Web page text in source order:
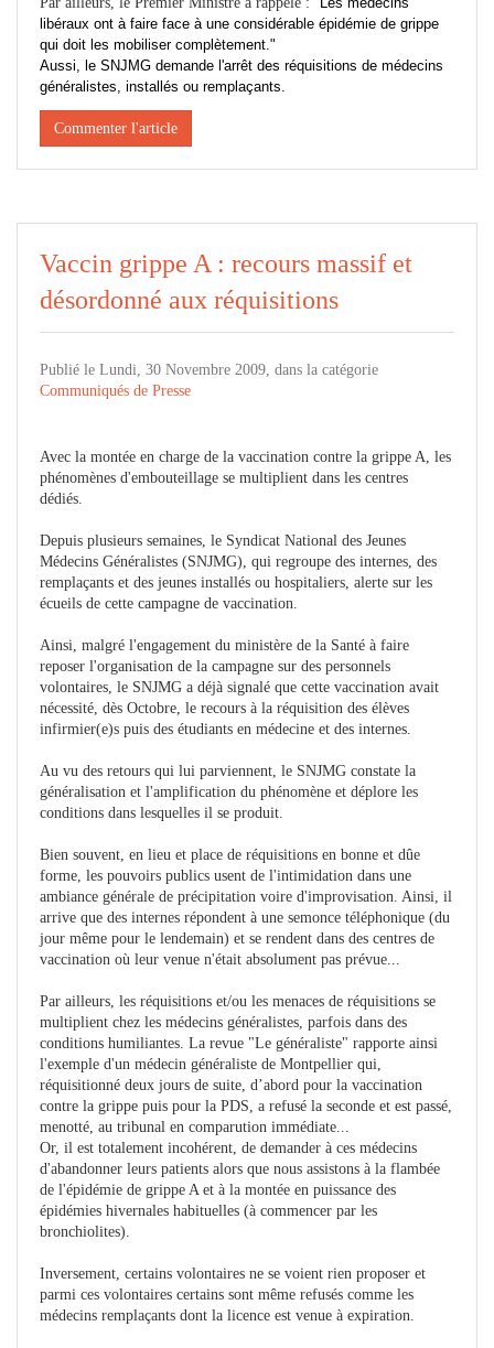
libéraux ont à faire face à une considérable épidémie de grippe
qui doit les mobiliser complètement."
Aussi, le SNJMG demande l'arrêt des réquisitions de médecins
généralistes, installés ou remplaçants.
Commenter l'article
Vaccin grippe A : recours massif et
désordonné aux réquisitions
Publié le Lundi, 30 Novembre 2009, dans la catégorie
Communiqués de Presse
Avec la montée en charge de la vaccination contre la grippe A, les
phénomènes d'embouteillage se multiplient dans les centres
dédiés.
Depuis plusieurs semaines, le Syndicat National des Jeunes
Médecins Généralistes (SNJMG), qui regroupe des internes, des
remplaçants et des jeunes installés ou hospitaliers, alerte sur les
écueils de cette campagne de vaccination.
Ainsi, malgré l'engagement du ministère de la Santé à faire
reposer l'organisation de la campagne sur des personnels
volontaires, le SNJMG a déjà signalé que cette vaccination avait
nécessité, dès Octobre, le recours à la réquisition des élèves
infirmier(e)s puis des étudiants en médecine et des internes.
Au vu des retours qui lui parviennent, le SNJMG constate la
généralisation et l'amplification du phénomène et déplore les
conditions dans lesquelles il se produit.
Bien souvent, en lieu et place de réquisitions en bonne et dûe
forme, les pouvoirs publics usent de l'intimidation dans une
ambiance générale de précipitation voire d'improvisation. Ainsi, il
arrive que des internes répondent à une semonce téléphonique (du
jour même pour le lendemain) et se rendent dans des centres de
vaccination où leur venue n'était absolument pas prévue...
Par ailleurs, les réquisitions et/ou les menaces de réquisitions se
multiplient chez les médecins généralistes, parfois dans des
conditions humiliantes. La revue "Le généraliste" rapporte ainsi
l'exemple d'un médecin généraliste de Montpellier qui,
réquisitionné deux jours de suite, d’abord pour la vaccination
contre la grippe puis pour la PDS, a refusé la seconde et est passé,
menotté, au tribunal en comparution immédiate...
Or, il est totalement incohérent, de demander à ces médecins
d'abandonner leurs patients alors que nous assistons à la flambée
de l'épidémie de grippe A et à la montée en puissance des
épidémies hivernales habituelles (à commencer par les
bronchiolites).
Inversement, certains volontaires ne se voient rien proposer et
parmi ces volontaires certains sont même refusés comme les
médecins remplaçants dont la licence est venue à expiration.